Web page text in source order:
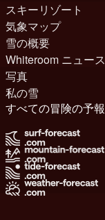
スキーリゾート
気象マップ
雪の概要
Whiteroom ニュース
写真
私の雪
すべての冒険の予報